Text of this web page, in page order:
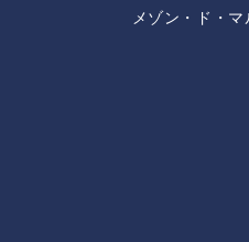
メゾン・ド・